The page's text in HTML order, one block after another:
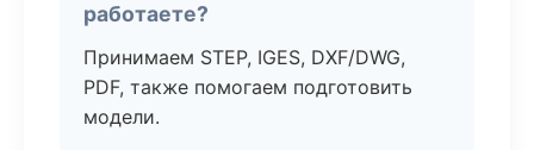
работаете?
Принимаем STEP, IGES, DXF/DWG,
PDF, также помогаем подготовить
модели.